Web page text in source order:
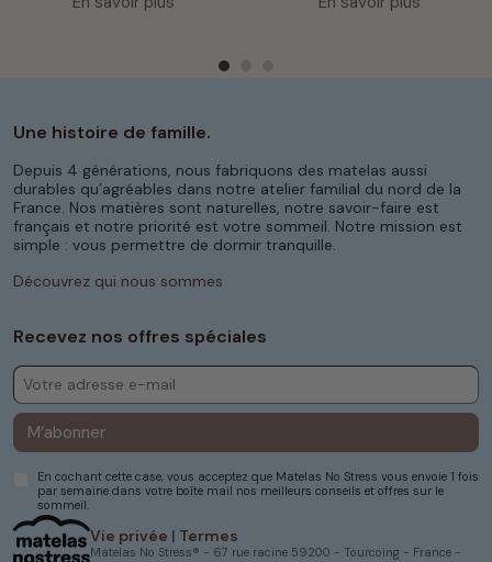
Vie privée | Termes
Matelas No Stress® - 67 rue racine 59200 - Tourcoing - France -
Une histoire de famille.
Depuis 4 générations, nous fabriquons des matelas aussi
durables qu’agréables dans notre atelier familial du nord de la
France. Nos matières sont naturelles, notre savoir-faire est
français et notre priorité est votre sommeil. Notre mission est
simple : vous permettre de dormir tranquille.
Découvrez qui nous sommes
Recevez nos offres spéciales
M’abonner
En cochant cette case, vous acceptez que Matelas No Stress vous envoie 1 fois
par semaine dans votre boîte mail nos meilleurs conseils et offres sur le
sommeil.